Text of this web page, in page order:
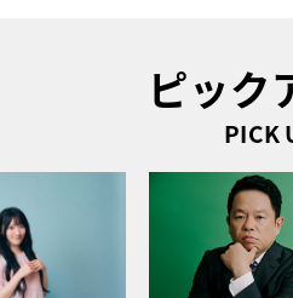
ピック
PICK